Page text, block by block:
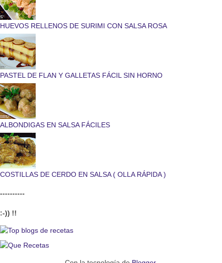
HUEVOS RELLENOS DE SURIMI CON SALSA ROSA
PASTEL DE FLAN Y GALLETAS FÁCIL SIN HORNO
ALBONDIGAS EN SALSA FÁCILES
COSTILLAS DE CERDO EN SALSA ( OLLA RÁPIDA )
----------
:-)) !!